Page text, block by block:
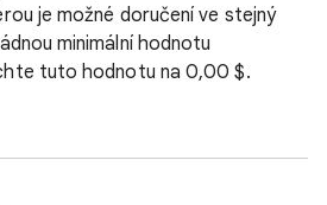
je možné doručení ve stejný
minimální hodnotu
tuto hodnotu na 0,00 $.